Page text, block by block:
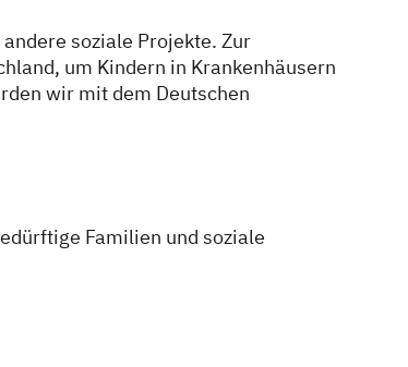
soziale Projekte. Zur
um Kindern in Krankenhäusern
wir mit dem Deutschen
Familien und soziale